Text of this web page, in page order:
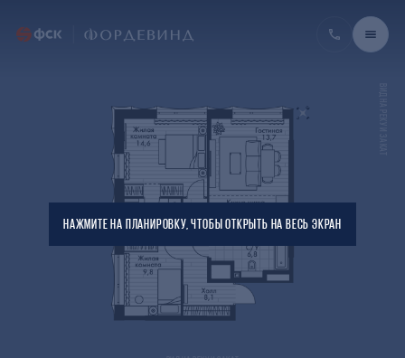
НАЖМИТЕ НА ПЛАНИРОВКУ, ЧТОБЫ ОТКРЫТЬ НА ВЕСЬ ЭКРАН